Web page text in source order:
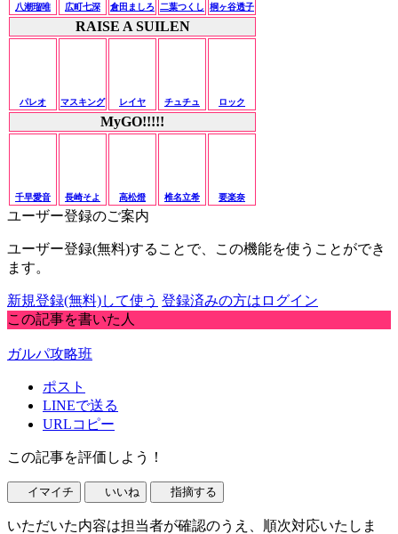
八潮瑠唯 広町七深 倉田ましろ 二葉つくし 桐ヶ谷透子
RAISE A SUILEN
パレオ マスキング レイヤ チュチュ ロック
MyGO!!!!!
千早愛音 長崎そよ 高松燈 椎名立希 要楽奈
ユーザー登録のご案内
ユーザー登録(無料)することで、この機能を使うことができ
ます。
新規登録(無料)して使う 登録済みの方はログイン
この記事を書いた人
ガルパ攻略班
ポスト
LINEで送る
URLコピー
この記事を評価しよう！
イマイチ いいね 指摘する
いただいた内容は担当者が確認のうえ、順次対応いたしま